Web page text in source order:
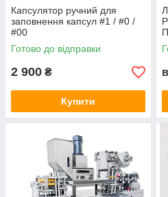
Капсулятор ручний для
заповнення капсул #1 / #0 /
#00
Готово до відправки
2 900 ₴
Купити